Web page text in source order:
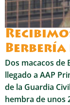
Berbería
Dos macacos de
llegado a AAP
de la Guardia
hembra de unos